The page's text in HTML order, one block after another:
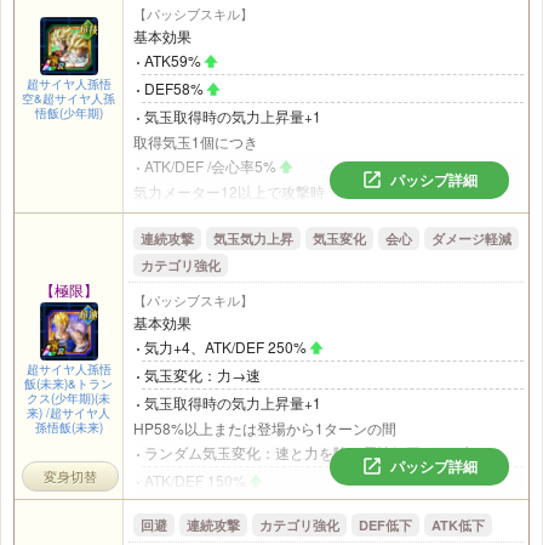
超サイヤ人孫悟
空&超サイヤ人孫
悟飯(少年期)
【パッシブスキル】
基本効果
ATK59%
DEF58%
気玉取得時の気力上昇量+1
取得気玉1個につき
ATK/DEF /会心率5%
気力メーター12以上で攻撃時
ATK59%
DEF58%
気力メーター18以上で攻撃時
ATK59%
DEF58%
アクティブスキル発動ターンまたは気力メーター20以上で
攻撃時
必殺技が追加発動
パッシブ詳細
【極限】
超サイヤ人孫悟
飯(未来)&トラン
クス(少年期)(未
来) /超サイヤ人
孫悟飯(未来)
連続攻撃 気玉気力上昇 気玉変化 会心
ダメージ軽減
カテゴリ強化
【パッシブスキル】
基本効果
気力+4、ATK/DEF 250%
気玉変化：力→速
気玉取得時の気力上昇量+1
HP58%以上または登場から1ターンの間
ランダム気玉変化：速と力を除く属性気玉1種→速
ATK/DEF 150%
取得気玉3個以上
ATK158%
パッシブ詳細
変身切替
回避 連続攻撃 カテゴリ強化 DEF低下 ATK低下